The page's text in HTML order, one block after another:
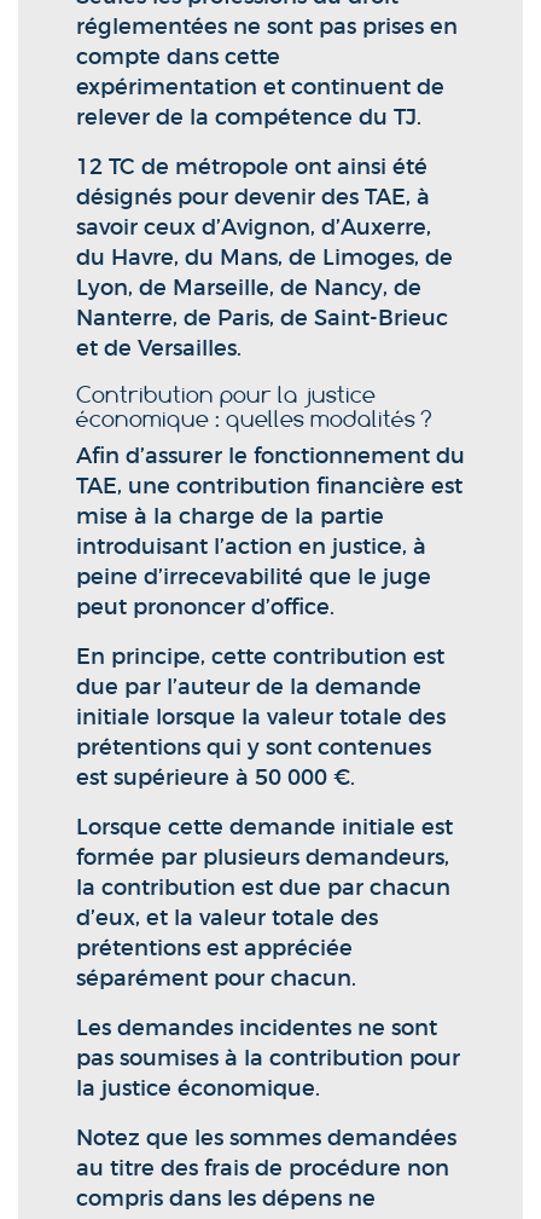
réglementées ne sont pas prises en
compte dans cette
expérimentation et continuent de
relever de la compétence du TJ.
12 TC de métropole ont ainsi été
désignés pour devenir des TAE, à
savoir ceux d’Avignon, d’Auxerre,
du Havre, du Mans, de Limoges, de
Lyon, de Marseille, de Nancy, de
Nanterre, de Paris, de Saint-Brieuc
et de Versailles.
Contribution pour la justice
économique : quelles modalités ?
Afin d’assurer le fonctionnement du
TAE, une contribution financière est
mise à la charge de la partie
introduisant l’action en justice, à
peine d’irrecevabilité que le juge
peut prononcer d’office.
En principe, cette contribution est
due par l’auteur de la demande
initiale lorsque la valeur totale des
prétentions qui y sont contenues
est supérieure à 50 000 €.
Lorsque cette demande initiale est
formée par plusieurs demandeurs,
la contribution est due par chacun
d’eux, et la valeur totale des
prétentions est appréciée
séparément pour chacun.
Les demandes incidentes ne sont
pas soumises à la contribution pour
la justice économique.
Notez que les sommes demandées
au titre des frais de procédure non
compris dans les dépens ne